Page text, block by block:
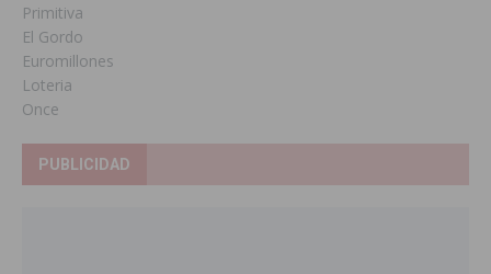
Primitiva
El Gordo
Euromillones
Loteria
Once
PUBLICIDAD